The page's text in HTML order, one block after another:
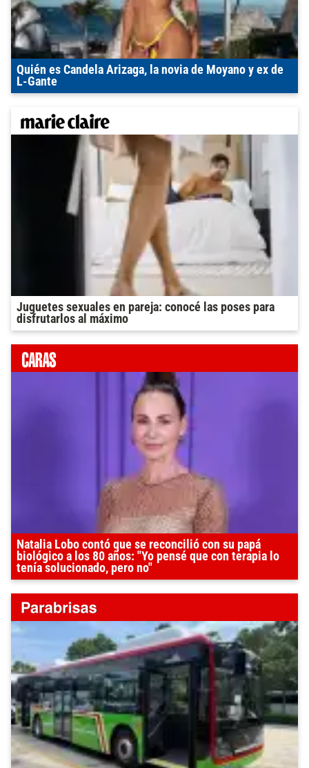
Quién es Candela Arizaga, la novia de Moyano y ex de
L-Gante
Juguetes sexuales en pareja: conocé las poses para
disfrutarlos al máximo
Natalia Lobo contó que se reconcilió con su papá
biológico a los 80 años: "Yo pensé que con terapia lo
tenía solucionado, pero no"